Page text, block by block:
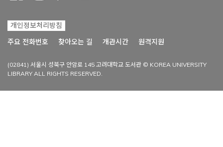
개인정보처리방침
주요 전화번호
찾아오는 길 개관시간 원격지원
(02841) 서울시 성북구 안암로 145 고려대학교 도서관 © KOREA UNIVERSITY
LIBRARY ALL RIGHTS RESERVED.